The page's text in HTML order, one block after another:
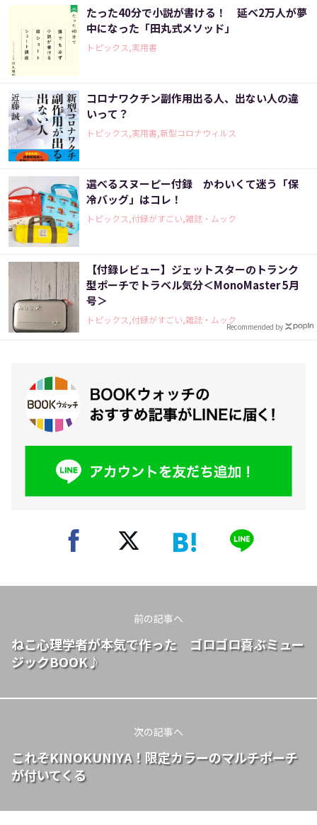
たった40分で小説が書ける！ 延べ2万人が夢
中になった「田丸式メソッド」
トピックス,実用書
コロナワクチン副作用出る人、出ない人の違
いって？
トピックス,実用書,新型コロナウィルス
選べるスヌーピー付録 かわいくて迷う「保
冷バッグ」はコレ！
トピックス,付録がすごい,雑誌・ムック
【付録レビュー】ジェットスターのトランク
型ポーチでトラベル気分＜MonoMaster 5月
号＞
トピックス,付録がすごい,雑誌・ムック
Recommended by
前の記事へ
ねこ心理学者が本気で作った ゴロゴロ喜ぶミュー
ジックBOOK♪
次の記事へ
これぞKINOKUNIYA！限定カラーのマルチポーチ
が付いてくる